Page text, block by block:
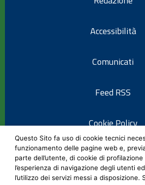
Accessibilità
Comunicati
Feed RSS
Cookie Policy
Informativa
Questo Sito fa uso di cookie tecnici
funzionamento delle pagine web e,
parte dell’utente, di cookie di
l’esperienza di navigazione degli utenti
l’utilizzo dei servizi messi a disposizione.